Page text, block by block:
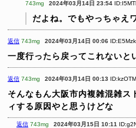
743mg 2024年03月14日 23:54
だよね。でもやっちゃえ
返信 743mg 2024年03月14日 00:06
一度行ったら戻ってこれないと
返信 743mg 2024年03月14日 00:13
そんなもん大阪市内複雑混雑ス
ィする原因やと思うけどな
返信 743mg 2024年03月15日 10:11